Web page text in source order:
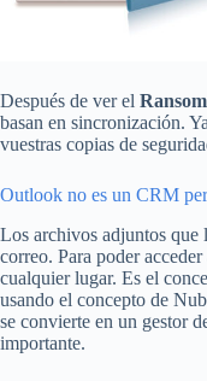
Después de ver el
basan en sincronización.
vuestras copias de
Outlook no es un CRM
Los archivos adjuntos que
correo. Para poder
cualquier lugar. Es el
usando el concepto de
se convierte en un gestor
importante.